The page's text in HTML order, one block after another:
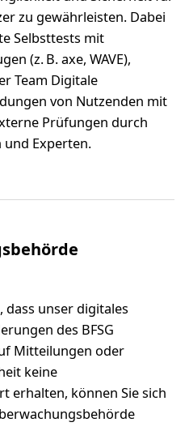
zu gewährleisten. Dabei
Selbsttests mit
(z. B. axe, WAVE),
Team Digitale
von Nutzenden mit
Prüfungen durch
Experten.
dass unser digitales
des BFSG
Mitteilungen oder
keine
erhalten, können Sie sich